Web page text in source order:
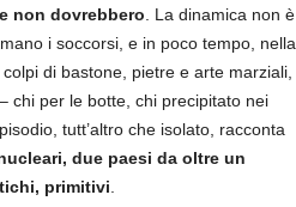
non dovrebbero . La dinamica non è
i soccorsi, e in poco tempo, nella
di bastone, pietre e arte marziali,
chi per le botte, chi precipitato nei
tutt’altro che isolato, racconta
due paesi da oltre un
primitivi